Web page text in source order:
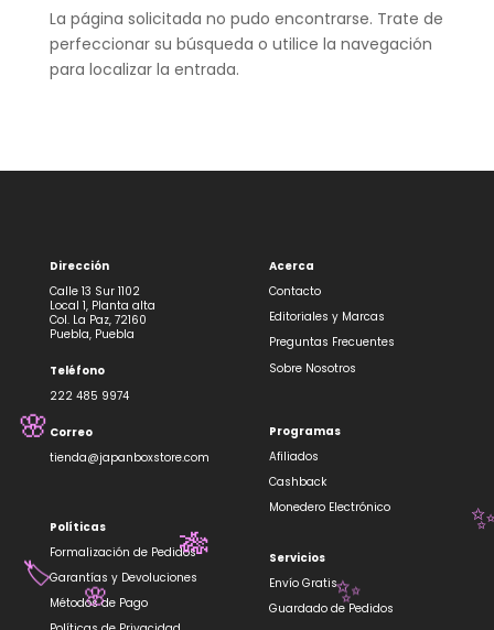
La página solicitada no pudo encontrarse. Trate de
perfeccionar su búsqueda o utilice la navegación
para localizar la entrada.
Dirección
Calle 13 Sur 1102
Local 1, Planta alta
Col. La Paz, 72160
Puebla, Puebla
Teléfono
222 485 9974
Correo
tienda@japanboxstore.com
Políticas
Formalización de Pedidos
Garantías y Devoluciones
Métodos de Pago
Acerca
Contacto
Editoriales y Marcas
Preguntas Frecuentes
Sobre Nosotros
Programas
Afiliados
Cashback
Monedero Electrónico
Servicios
Envío Gratis
Guardado de Pedidos
🎋
🏷️ ✨
🌸
🌸